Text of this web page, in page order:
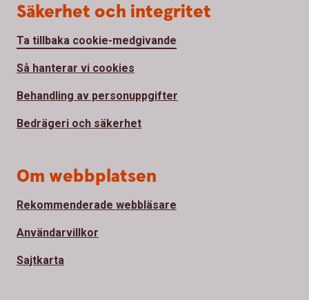
Säkerhet och integritet
Ta tillbaka cookie-medgivande
Så hanterar vi cookies
Behandling av personuppgifter
Bedrägeri och säkerhet
Om webbplatsen
Rekommenderade webbläsare
Användarvillkor
Sajtkarta